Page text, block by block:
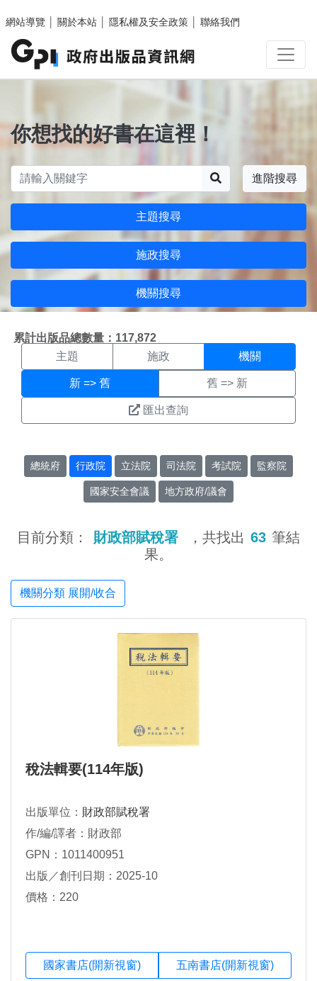
網站導覽
關於本站 隱私權及安全政策 聯絡我們
你想找的好書在這裡！
進階搜尋
主題搜尋
施政搜尋
機關搜尋
累計出版品總數量：117,872
機關搜尋結果頁面
主題 施政 機關
新 => 舊 舊 => 新
匯出查詢
總統府 行政院 立法院 司法院 考試院 監察院
國家安全會議 地方政府/議會
目前分類： 財政部賦稅署 ，共找出 63 筆結
果。
機關分類 展開/收合
稅法輯要(114年版)
出版單位： 財政部賦稅署
作/編/譯者：財政部
GPN：1011400951
出版／創刊日期：2025-10
價格：220
國家書店(開新視窗) 五南書店(開新視窗)